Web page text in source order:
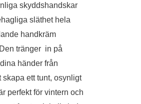
skyddshandskar
släthet hela
handkräm
tränger in på
händer från
skapa ett tunt, osynligt
perfekt för vintern och